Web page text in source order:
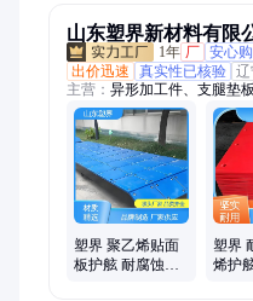
山东塑界新材料有限
1年 厂 安心购
出价迅速
真实性已核验
主营： 异形加工件、支腿垫
板、HDPE高密度聚乙烯、
固板、冰球练习板、护舷贴面
塑界 聚乙烯贴面
板护舷 耐腐蚀强
塑界
烯护